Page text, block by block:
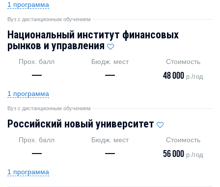
1 программа
Вуз с дистанционным обучением
Национальный институт финансовых
рынков и управления
Прох. балл
—
Бюдж. мест
—
Стоимость
48 000 р./год
1 программа
Вуз с дистанционным обучением
Российский новый университет
Прох. балл
—
Бюдж. мест
—
Стоимость
56 000 р./год
1 программа